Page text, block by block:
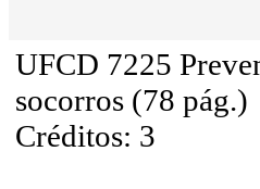
UFCD 7225
socorros (78 pág.)
Créditos: 3